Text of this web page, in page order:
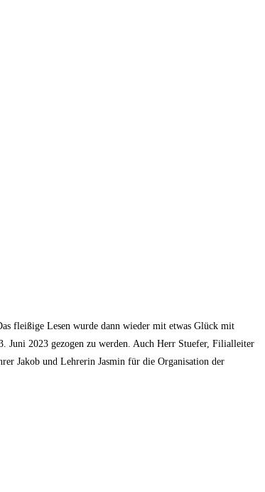
fleißige Lesen wurde dann wieder mit etwas Glück mit
Juni 2023 gezogen zu werden. Auch Herr Stuefer, Filialleiter
Jakob und Lehrerin Jasmin für die Organisation der